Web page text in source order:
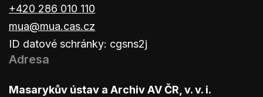
+420 286 010 110
mua@mua.cas.cz
ID datové schránky: cgsns2j
Adresa
Masarykův ústav a Archiv AV ČR, v. v. i.